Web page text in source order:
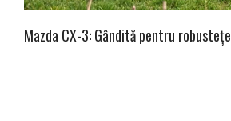
Mazda CX-3: Gândită pentru robustețe